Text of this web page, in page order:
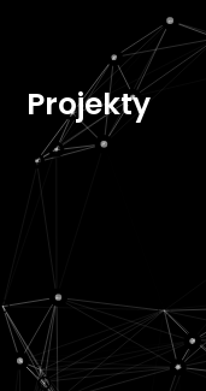
Projekty